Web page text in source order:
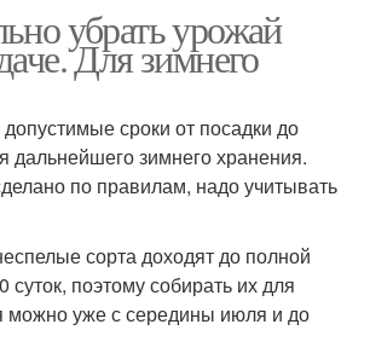
убрать урожай
Для зимнего
сроки от посадки до
дальнейшего зимнего хранения.
по правилам, надо учитывать
сорта доходят до полной
суток, поэтому собирать их для
можно уже с середины июля и до